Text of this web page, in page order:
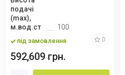
подачі
(max),
м.вод.ст
100
під замовлення 0
592,609 грн.